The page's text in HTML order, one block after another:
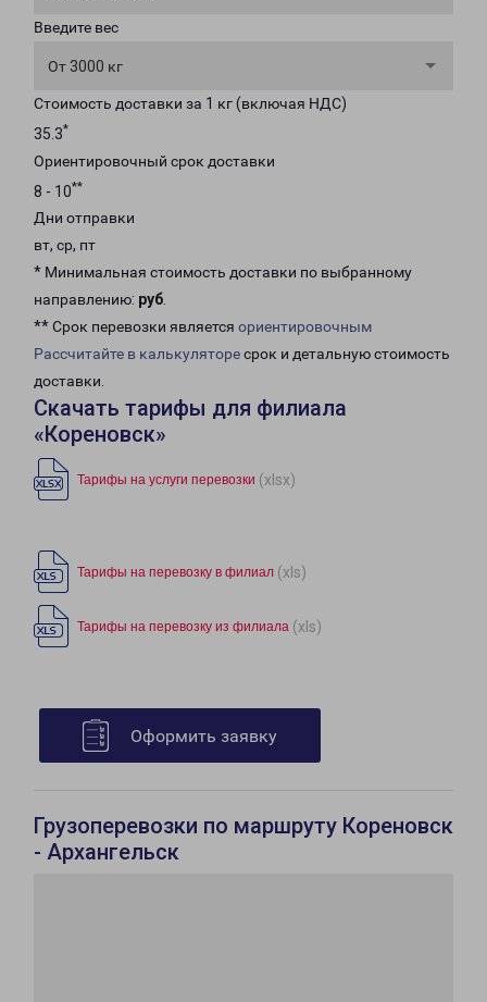
Введите вес
От 3000 кг
Стоимость доставки за 1 кг (включая НДС)
35.3*
Ориентировочный срок доставки
8 - 10**
Дни отправки
вт, ср, пт
* Минимальная стоимость доставки по выбранному
направлению: руб.
** Срок перевозки является ориентировочным
Рассчитайте в калькуляторесрок и детальную стоимость
доставки.
Скачать тарифы для филиала
«Кореновск»
Тарифы на услуги перевозки (xlsx)
Тарифы на перевозку в филиал (xls)
Тарифы на перевозку из филиала (xls)
Оформить заявку
Грузоперевозки по маршруту Кореновск
- Архангельск